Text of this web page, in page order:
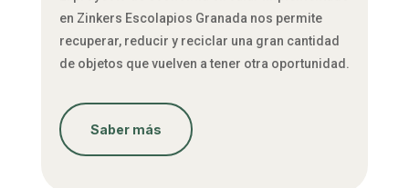
en Zinkers Escolapios Granada nos permite
recuperar, reducir y reciclar una gran cantidad
de objetos que vuelven a tener otra oportunidad.
Saber más